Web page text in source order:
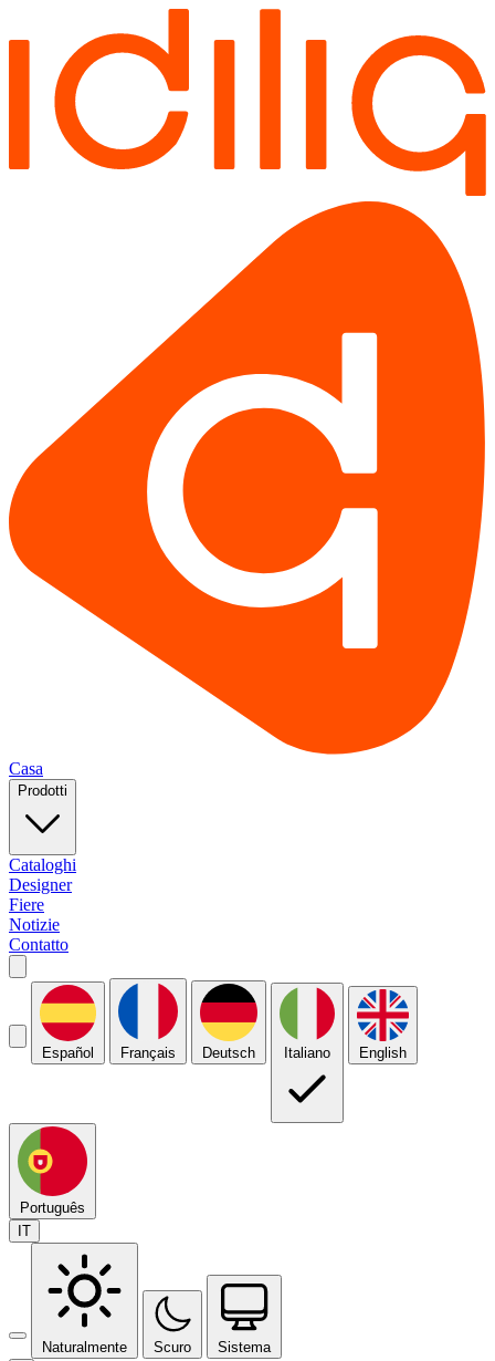
Casa
Prodotti
Cataloghi
Designer
Fiere
Notizie
Contatto
Español Français Deutsch Italiano English
Português
IT
Naturalmente Scuro Sistema